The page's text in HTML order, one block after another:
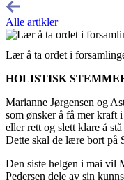
Alle artikler
Lær å ta ordet i
HOLISTISK
Marianne Jørgensen og
som ønsker å få mer kraft
eller rett og slett klare å
Dette skal de lære bort på
Den siste helgen i mai vil
Pedersen dele av sin